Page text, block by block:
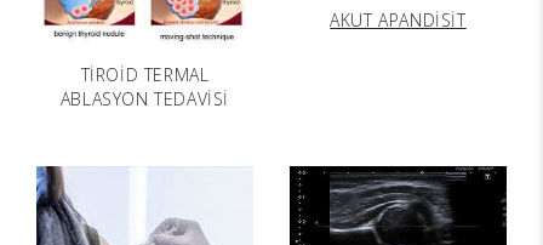
TİROİD TERMAL
ABLASYON TEDAVİSİ
AKUT APANDİSİT